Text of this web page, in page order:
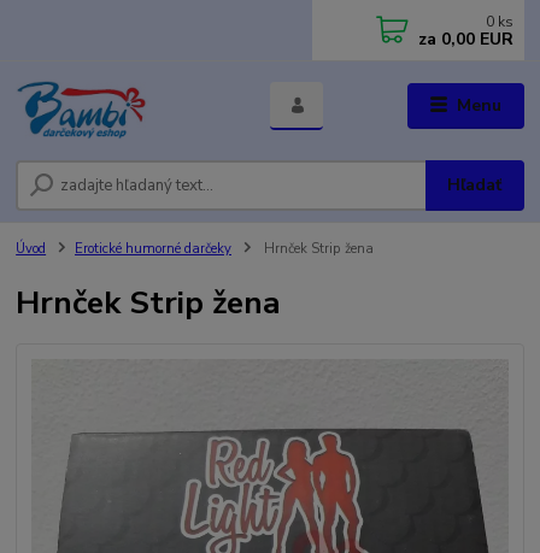
Menu
Hľadať
0 ks
za 0,00 EUR
Úvod Erotické humorné darčeky Hrnček Strip žena
Hrnček Strip žena